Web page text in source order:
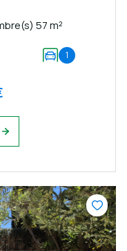
Maison 4 pièce(s) 3 chambre(s) 57 m²
1